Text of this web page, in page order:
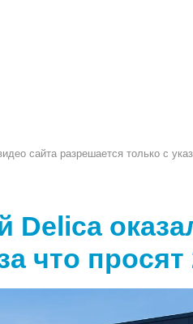
сайта разрешается только с
Delica
что